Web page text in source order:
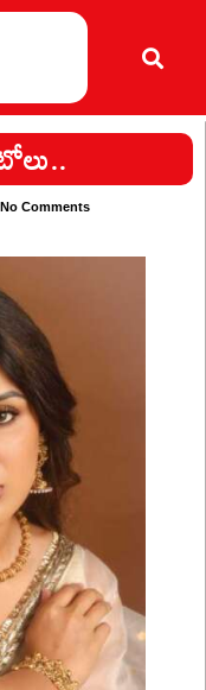
No Comments